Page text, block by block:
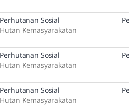
Perhutanan Sosial
Hutan Kemasyarakatan
Perhutanan Sosial
Hutan Kemasyarakatan
Perhutanan Sosial
Hutan Kemasyarakatan